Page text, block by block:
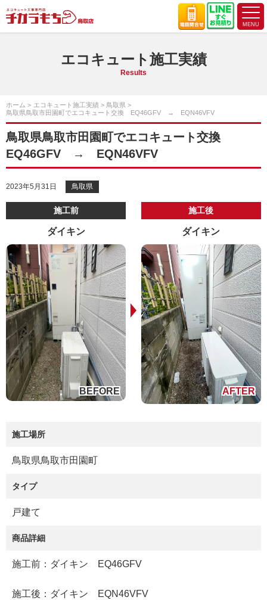
エコキュート施工実績
Results
ホーム エコキュート施工実績
鳥取県
鳥取県鳥取市田園町でエコキュート交換 EQ46GFV → EQN46VFV
鳥取県鳥取市田園町でエコキュート交換
EQ46GFV → EQN46VFV
2023年5月31日 鳥取県
施工前
ダイキン
施工後
ダイキン
施工場所
鳥取県鳥取市田園町
タイプ
戸建て
商品詳細
施工前：ダイキン EQ46GFV
施工後：ダイキン EQN46VFV